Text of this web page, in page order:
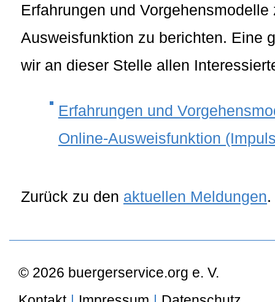
Erfahrungen und
Ausweisfunktion zu berichten. Eine
wir an dieser Stelle allen
Erfahrungen und
Online-Ausweisfunktion
Zurück zu den aktuellen Meldungen.
© 2026 buergerservice.org e. V.